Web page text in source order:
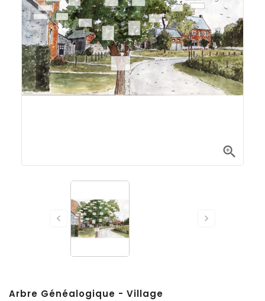

 
Arbre Généalogique - Village